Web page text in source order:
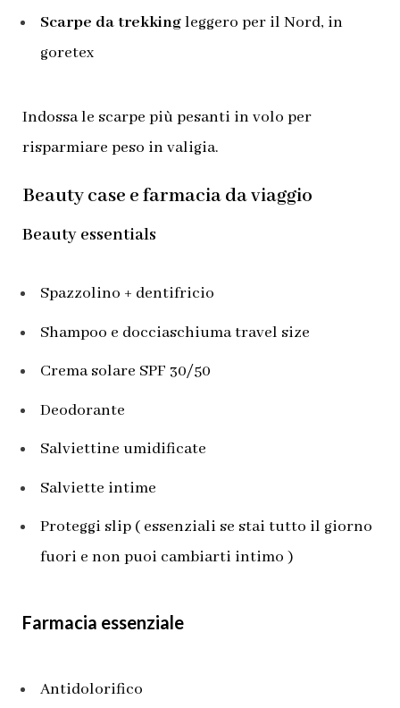
Scarpe da trekkingleggero per il Nord, in
goretex
Indossa le scarpe più pesanti in volo per
risparmiare peso in valigia.
Beauty case e farmacia da viaggio
Beauty essentials
Spazzolino + dentifricio
Shampoo e docciaschiuma travel size
Crema solare SPF 30/50
Deodorante
Salviettine umidificate
Salviette intime
Proteggi slip ( essenziali se stai tutto il giorno
fuori e non puoi cambiarti intimo )
Farmacia essenziale
Antidolorifico